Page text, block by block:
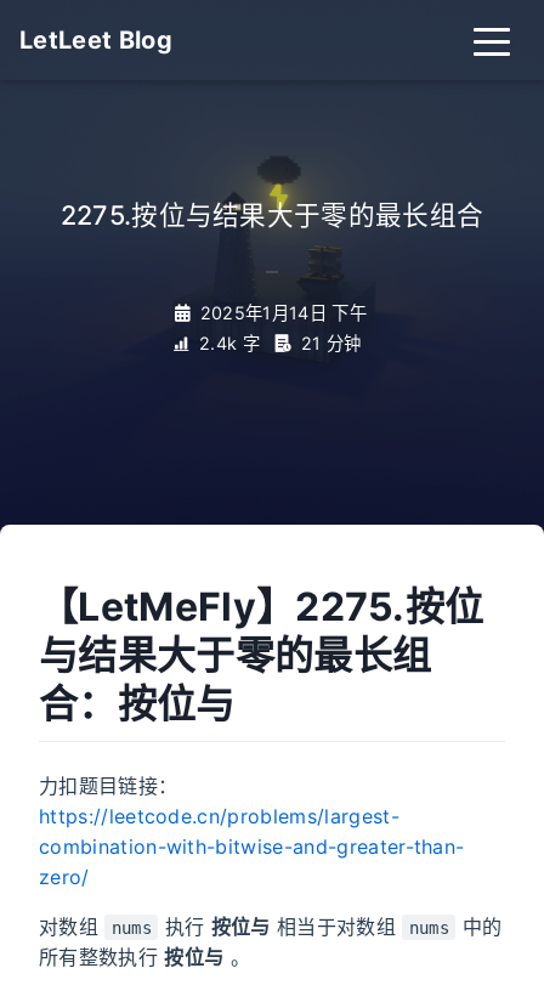
LetLeet Blog
2275.按位与结果大于零的最长组合
2025年1月14日 下午
2.4k 字
21 分钟
【LetMeFly】2275.按位
与结果大于零的最长组
合：按位与
力扣题目链接：
https://leetcode.cn/problems/largest-
combination-with-bitwise-and-greater-than-
zero/
对数组 nums 执行 按位与 相当于对数组 nums
中的
所有整数执行按位与 。